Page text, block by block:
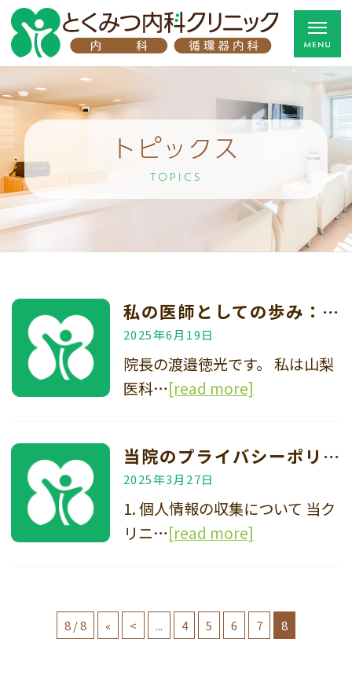
トピックス
TOPICS
私の医師としての歩み：研究と臨床の経験を通して
2025年6月19日
院長の渡邉徳光です。 私は山梨
医科…[read more]
当院のプライバシーポリシーについて
2025年3月27日
1. 個人情報の収集について 当ク
リニ…[read more]
8 / 8 « < ... 4 5 6 7 8